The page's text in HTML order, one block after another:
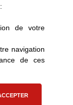
de votre
navigation
de ces